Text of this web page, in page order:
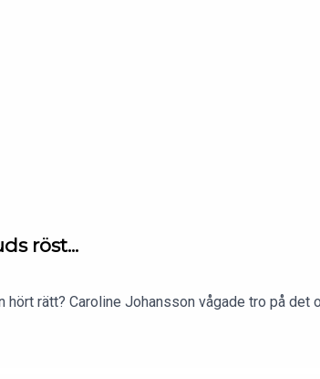
röst...
hört rätt? Caroline Johansson vågade tro på